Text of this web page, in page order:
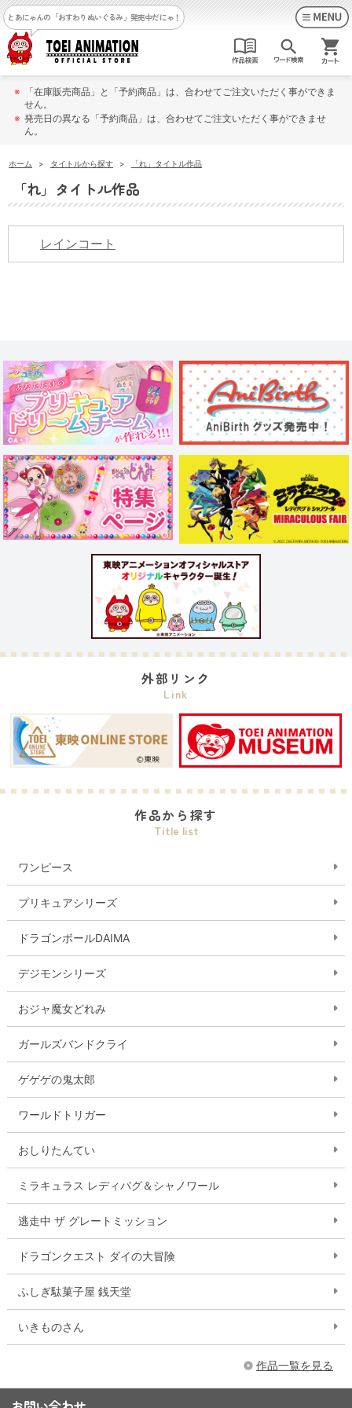
とあにゃんの「おすわりぬいぐるみ」発売中だにゃ！
※
「在庫販売商品」と「予約商品」は、合わせてご注文いただく事ができま
せん。
※ 発売日の異なる「予約商品」は、合わせてご注文いただく事ができませ
ん。
ホーム > タイトルから探す > 「れ」タイトル作品
「れ」タイトル作品
レインコート
外部リンク
Link
作品から探す
Title list
ワンピース
プリキュアシリーズ
ドラゴンボールDAIMA
デジモンシリーズ
おジャ魔女どれみ
ガールズバンドクライ
ゲゲゲの鬼太郎
ワールドトリガー
おしりたんてい
ミラキュラス レディバグ＆シャノワール
逃走中 ザ グレートミッション
ドラゴンクエスト ダイの大冒険
ふしぎ駄菓子屋 銭天堂
いきものさん
作品一覧を見る